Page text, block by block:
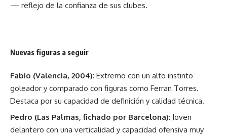
— reflejo de la confianza de sus clubes.
Nuevas figuras a seguir
Fabio (Valencia, 2004): Extremo con un alto instinto
goleador y comparado con figuras como Ferran Torres.
Destaca por su capacidad de definición y calidad técnica.
Pedro (Las Palmas, fichado por Barcelona): Joven
delantero con una verticalidad y capacidad ofensiva muy